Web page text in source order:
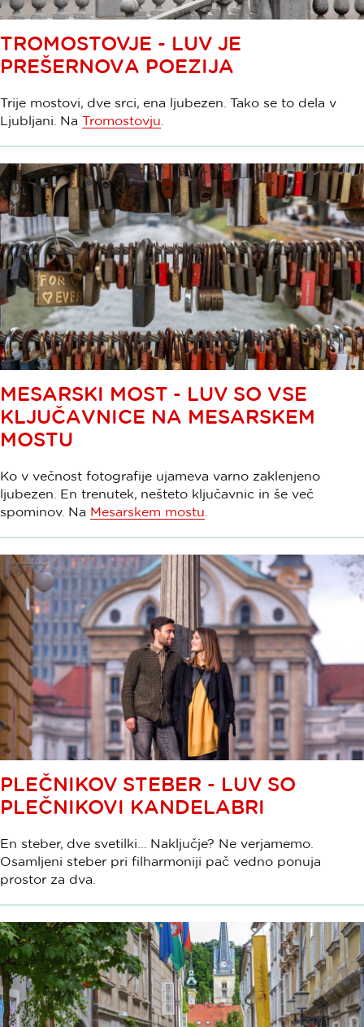
TROMOSTOVJE - LUV JE
PREŠERNOVA POEZIJA
Trije mostovi, dve srci, ena ljubezen. Tako se to dela v
Ljubljani. Na Tromostovju
MESARSKI MOST - LUV SO VSE
KLJUČAVNICE NA MESARSKEM
MOSTU
Ko v večnost fotografije ujameva varno zaklenjeno
ljubezen. En trenutek, nešteto ključavnic in še več
spominov. Na Mesarskem mostu
PLEČNIKOV STEBER - LUV SO
PLEČNIKOVI KANDELABRI
En steber, dve svetilki... Naključje? Ne verjamemo.
Osamljeni steber pri filharmoniji pač vedno ponuja
prostor za dva.